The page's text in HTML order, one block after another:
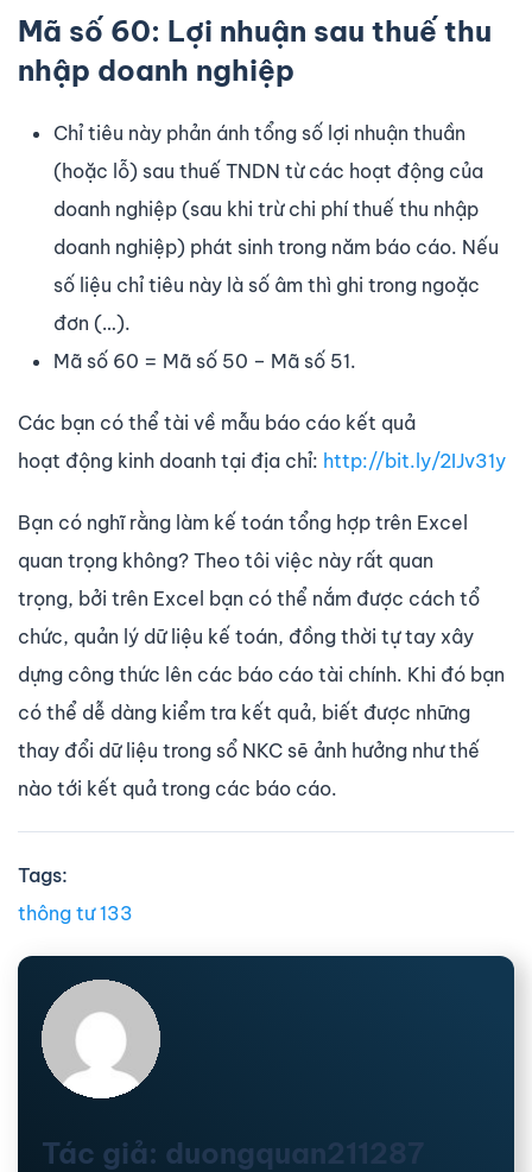
Mã số 60: Lợi nhuận sau thuế thu
nhập doanh nghiệp
Chỉ tiêu này phản ánh tổng số lợi nhuận thuần
(hoặc lỗ) sau thuế TNDN từ các hoạt động của
doanh nghiệp (sau khi trừ chi phí thuế thu nhập
doanh nghiệp) phát sinh trong năm báo cáo. Nếu
số liệu chỉ tiêu này là số âm thì ghi trong ngoặc
đơn (…).
Mã số 60 = Mã số 50 – Mã số 51.
Các bạn có thể tài về mẫu báo cáo kết quả
hoạt động kinh doanh tại địa chỉ: http://bit.ly/2IJv31y
Bạn có nghĩ rằng làm kế toán tổng hợp trên Excel
quan trọng không? Theo tôi việc này rất quan
trọng, bởi trên Excel bạn có thể nắm được cách tổ
chức, quản lý dữ liệu kế toán, đồng thời tự tay xây
dựng công thức lên các báo cáo tài chính. Khi đó bạn
có thể dễ dàng kiểm tra kết quả, biết được những
thay đổi dữ liệu trong sổ NKC sẽ ảnh hưởng như thế
nào tới kết quả trong các báo cáo.
Tags:
thông tư 133
Tác giả: duongquan211287